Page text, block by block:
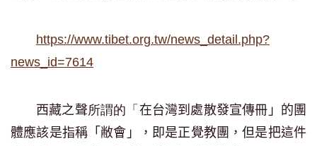
https://www.tibet.org.tw/news_detail.php?
news_id=7614
西藏之聲所謂的「 在台灣到處散發宣傳冊 」
的團
體應該是指稱「 敝會」，即是正覺教團，但是把這件